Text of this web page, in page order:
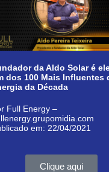
da Aldo Solar é
dos 100 Mais Influentes
da Década
Full Energy –
em: 22/04/2021
Clique aqui